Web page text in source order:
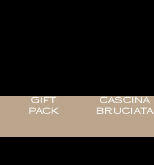
GIFT
PACK
CASCINA
BRUCIATA